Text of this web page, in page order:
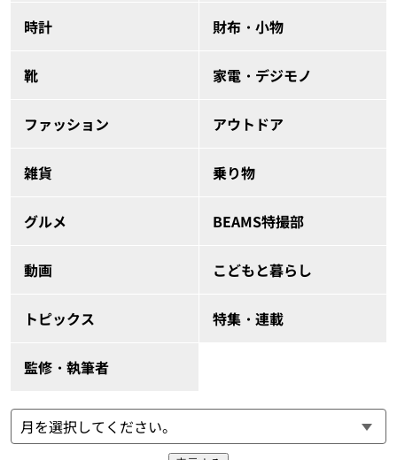
時計 財布・小物
靴 家電・デジモノ
ファッション アウトドア
雑貨 乗り物
グルメ BEAMS特撮部
動画 こどもと暮らし
トピックス 特集・連載
監修・執筆者